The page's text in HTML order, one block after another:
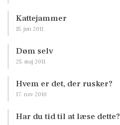
Kattejammer
15. jun 2011
Døm selv
25. maj 2011
Hvem er det, der rusker?
17. nov 2010
Har du tid til at læse dette?